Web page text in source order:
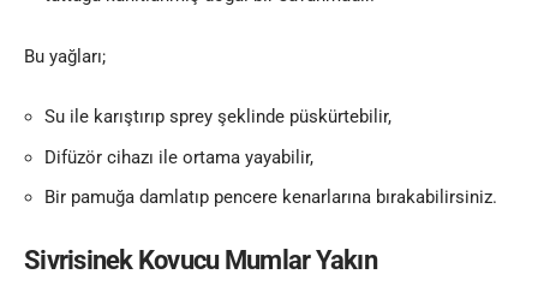
Bu yağları;
Su ile karıştırıp sprey şeklinde püskürtebilir,
Difüzör cihazı ile ortama yayabilir,
Bir pamuğa damlatıp pencere kenarlarına bırakabilirsiniz.
Sivrisinek Kovucu Mumlar Yakın